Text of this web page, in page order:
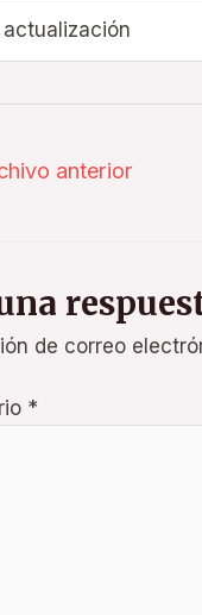
anterior
de correo
*